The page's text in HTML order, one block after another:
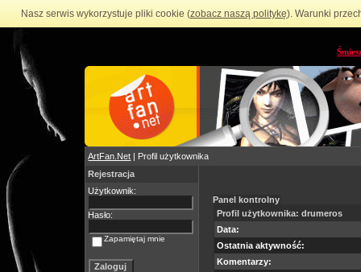
Nasz serwis wykorzystuje pliki cookie (zobacz naszą politykę). Warunki
ArtFan.Net | Profil użytkownika
Rejestracja
Użytkownik:
Hasło:
Zapamiętaj mnie
Panel kontrolny
Profil użytkownika: drumeros
Data:
Ostatnia aktywność:
Komentarzy: